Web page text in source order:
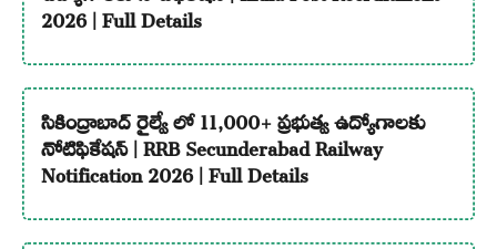
2026 | Full Details
సికింద్రాబాద్ రైల్వే లో 11,000+ ప్రభుత్వ ఉద్యోగాలకు
నోటిఫికేషన్ | RRB Secunderabad Railway
Notification 2026 | Full Details